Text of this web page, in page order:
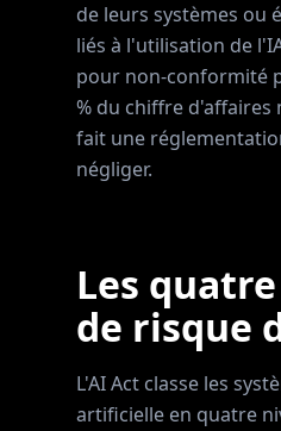
de leurs systèmes ou
liés à l'utilisation de
pour non-conformité
% du chiffre d'affaires
fait une
négliger.
Les
de risque
L'AI Act classe les
artificielle en quatre